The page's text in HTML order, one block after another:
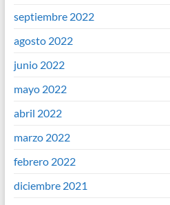
septiembre 2022
agosto 2022
junio 2022
mayo 2022
abril 2022
marzo 2022
febrero 2022
diciembre 2021